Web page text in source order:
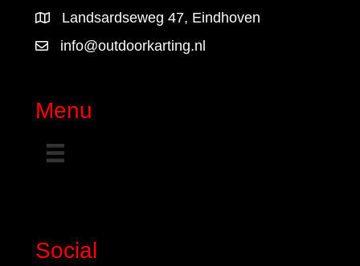
Landsardseweg 47, Eindhoven
info@outdoorkarting.nl
Menu
Social